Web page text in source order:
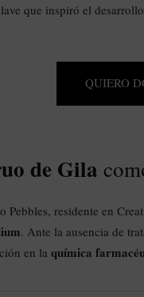
que inspiró el
QUIERO
de Gila
residente en
. Ante la ausencia de
en la química